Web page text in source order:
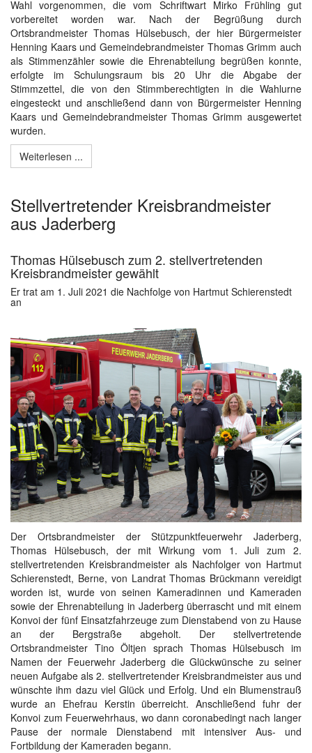
Wahl vorgenommen, die vom Schriftwart Mirko Frühling gut
vorbereitet worden war. Nach der Begrüßung durch
Ortsbrandmeister Thomas Hülsebusch, der hier Bürgermeister
Henning Kaars und Gemeindebrandmeister Thomas Grimm auch
als Stimmenzähler sowie die Ehrenabteilung begrüßen konnte,
erfolgte im Schulungsraum bis 20 Uhr die Abgabe der
Stimmzettel, die von den Stimmberechtigten in die Wahlurne
eingesteckt und anschließend dann von Bürgermeister Henning
Kaars und Gemeindebrandmeister Thomas Grimm ausgewertet
wurden.
Weiterlesen ...
Stellvertretender Kreisbrandmeister
aus Jaderberg
Thomas Hülsebusch zum 2. stellvertretenden
Kreisbrandmeister gewählt
Er trat am 1. Juli 2021 die Nachfolge von Hartmut Schierenstedt
an
Der Ortsbrandmeister der Stützpunktfeuerwehr Jaderberg,
Thomas Hülsebusch, der mit Wirkung vom 1. Juli zum 2.
stellvertretenden Kreisbrandmeister als Nachfolger von Hartmut
Schierenstedt, Berne, von Landrat Thomas Brückmann vereidigt
worden ist, wurde von seinen Kameradinnen und Kameraden
sowie der Ehrenabteilung in Jaderberg überrascht und mit einem
Konvoi der fünf Einsatzfahrzeuge zum Dienstabend von zu Hause
an der Bergstraße abgeholt. Der stellvertretende
Ortsbrandmeister Tino Öltjen sprach Thomas Hülsebusch im
Namen der Feuerwehr Jaderberg die Glückwünsche zu seiner
neuen Aufgabe als 2. stellvertretender Kreisbrandmeister aus und
wünschte ihm dazu viel Glück und Erfolg. Und ein Blumenstrauß
wurde an Ehefrau Kerstin überreicht. Anschließend fuhr der
Konvoi zum Feuerwehrhaus, wo dann coronabedingt nach langer
Pause der normale Dienstabend mit intensiver Aus- und
Fortbildung der Kameraden begann.